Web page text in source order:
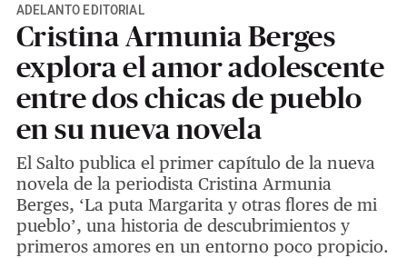
ADELANTO EDITORIAL
Cristina Armunia Berges
explora el amor adolescente
entre dos chicas de pueblo
en su nueva novela
El Salto publica el primer capítulo de la nueva
novela de la periodista Cristina Armunia
Berges, ‘La puta Margarita y otras flores de mi
pueblo’, una historia de descubrimientos y
primeros amores en un entorno poco propicio.